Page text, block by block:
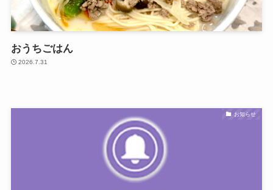
おうちごはん
2026.7.31
お知らせ